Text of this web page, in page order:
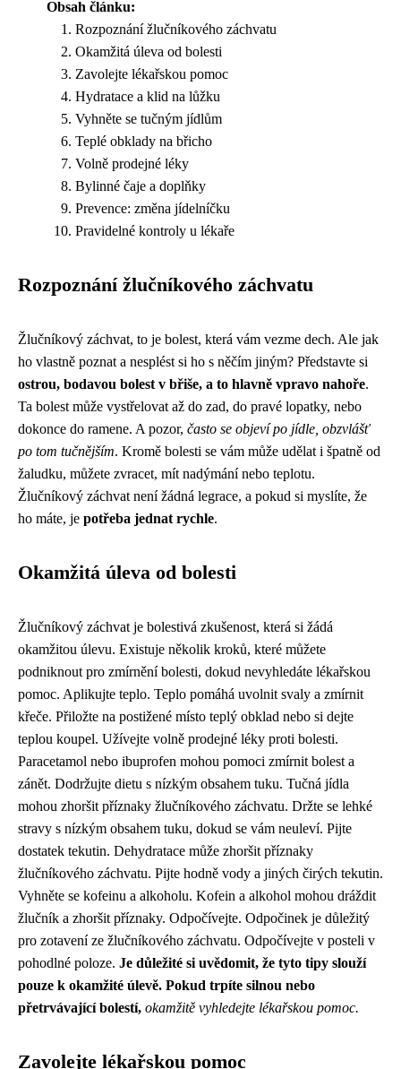
Obsah článku:
Rozpoznání žlučníkového záchvatu
Okamžitá úleva od bolesti
Zavolejte lékařskou pomoc
Hydratace a klid na lůžku
Vyhněte se tučným jídlům
Teplé obklady na břicho
Volně prodejné léky
Bylinné čaje a doplňky
Prevence: změna jídelníčku
Pravidelné kontroly u lékaře
Rozpoznání žlučníkového záchvatu
Žlučníkový záchvat, to je bolest, která vám vezme dech. Ale jak
ho vlastně poznat a nesplést si ho s něčím jiným? Představte si
ostrou, bodavou bolest v břiše, a to hlavně vpravo nahoře.
Ta bolest může vystřelovat až do zad, do pravé lopatky, nebo
dokonce do ramene. A pozor, často se objeví po jídle, obzvlášť
po tom tučnějším. Kromě bolesti se vám může udělat i špatně od
žaludku, můžete zvracet, mít nadýmání nebo teplotu.
Žlučníkový záchvat není žádná legrace, a pokud si myslíte, že
ho máte, je potřeba jednat rychle.
Okamžitá úleva od bolesti
Žlučníkový záchvat je bolestivá zkušenost, která si žádá
okamžitou úlevu. Existuje několik kroků, které můžete
podniknout pro zmírnění bolesti, dokud nevyhledáte lékařskou
pomoc. Aplikujte teplo. Teplo pomáhá uvolnit svaly a zmírnit
křeče. Přiložte na postižené místo teplý obklad nebo si dejte
teplou koupel. Užívejte volně prodejné léky proti bolesti.
Paracetamol nebo ibuprofen mohou pomoci zmírnit bolest a
zánět. Dodržujte dietu s nízkým obsahem tuku. Tučná jídla
mohou zhoršit příznaky žlučníkového záchvatu. Držte se lehké
stravy s nízkým obsahem tuku, dokud se vám neuleví. Pijte
dostatek tekutin. Dehydratace může zhoršit příznaky
žlučníkového záchvatu. Pijte hodně vody a jiných čirých tekutin.
Vyhněte se kofeinu a alkoholu. Kofein a alkohol mohou dráždit
žlučník a zhoršit příznaky. Odpočívejte. Odpočinek je důležitý
pro zotavení ze žlučníkového záchvatu. Odpočívejte v posteli v
pohodlné poloze. Je důležité si uvědomit, že tyto tipy slouží
pouze k okamžité úlevě. Pokud trpíte silnou nebo
přetrvávající bolestí, okamžitě vyhledejte lékařskou pomoc.
Zavolejte lékařskou pomoc